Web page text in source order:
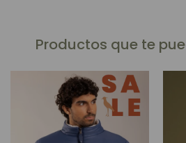
Productos que te